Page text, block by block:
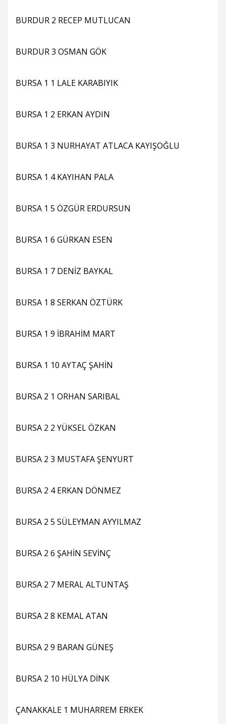
BURDUR 2 RECEP MUTLUCAN
BURDUR 3 OSMAN GÖK
BURSA 1 1 LALE KARABIYIK
BURSA 1 2 ERKAN AYDIN
BURSA 1 3 NURHAYAT ATLACA KAYIŞOĞLU
BURSA 1 4 KAYIHAN PALA
BURSA 1 5 ÖZGÜR ERDURSUN
BURSA 1 6 GÜRKAN ESEN
BURSA 1 7 DENİZ BAYKAL
BURSA 1 8 SERKAN ÖZTÜRK
BURSA 1 9 İBRAHİM MART
BURSA 1 10 AYTAÇ ŞAHİN
BURSA 2 1 ORHAN SARIBAL
BURSA 2 2 YÜKSEL ÖZKAN
BURSA 2 3 MUSTAFA ŞENYURT
BURSA 2 4 ERKAN DÖNMEZ
BURSA 2 5 SÜLEYMAN AYYILMAZ
BURSA 2 6 ŞAHİN SEVİNÇ
BURSA 2 7 MERAL ALTUNTAŞ
BURSA 2 8 KEMAL ATAN
BURSA 2 9 BARAN GÜNEŞ
BURSA 2 10 HÜLYA DİNK
ÇANAKKALE 1 MUHARREM ERKEK